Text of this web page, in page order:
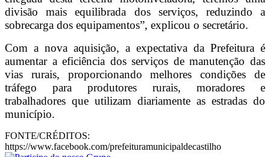
divisão mais equilibrada dos serviços, reduzindo a
sobrecarga dos equipamentos”, explicou o secretário.
Com a nova aquisição, a expectativa da Prefeitura é
aumentar a eficiência dos serviços de manutenção das
vias rurais, proporcionando melhores condições de
tráfego para produtores rurais, moradores e
trabalhadores que utilizam diariamente as estradas do
município.
FONTE/CRÉDITOS:
https://www.facebook.com/prefeituramunicipaldecastilho